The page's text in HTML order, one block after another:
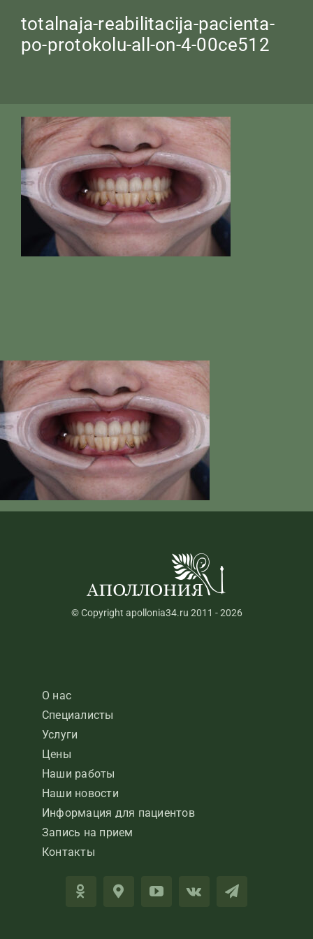
totalnaja-reabilitacija-pacienta-
po-protokolu-all-on-4-00ce512
© Copyright apollonia34.ru 2011 - 2026
О нас
Специалисты
Услуги
Цены
Наши работы
Наши новости
Информация для пациентов
Запись на прием
Контакты